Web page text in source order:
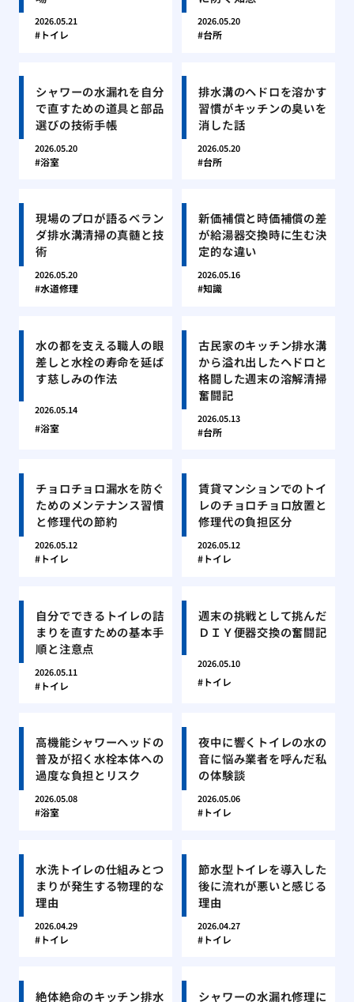
2026.05.21
トイレ
2026.05.20
台所
シャワーの水漏れを自分
で直すための道具と部品
選びの技術手帳
2026.05.20
浴室
排水溝のヘドロを溶かす
習慣がキッチンの臭いを
消した話
2026.05.20
台所
現場のプロが語るベラン
ダ排水溝清掃の真髄と技
術
2026.05.20
水道修理
新価補償と時価補償の差
が給湯器交換時に生む決
定的な違い
2026.05.16
知識
水の都を支える職人の眼
差しと水栓の寿命を延ば
す慈しみの作法
2026.05.14
浴室
古民家のキッチン排水溝
から溢れ出したヘドロと
格闘した週末の溶解清掃
奮闘記
2026.05.13
台所
チョロチョロ漏水を防ぐ
ためのメンテナンス習慣
と修理代の節約
2026.05.12
トイレ
賃貸マンションでのトイ
レのチョロチョロ放置と
修理代の負担区分
2026.05.12
トイレ
自分でできるトイレの詰
まりを直すための基本手
順と注意点
2026.05.11
トイレ
週末の挑戦として挑んだ
ＤＩＹ便器交換の奮闘記
2026.05.10
トイレ
高機能シャワーヘッドの
普及が招く水栓本体への
過度な負担とリスク
2026.05.08
浴室
夜中に響くトイレの水の
音に悩み業者を呼んだ私
の体験談
2026.05.06
トイレ
水洗トイレの仕組みとつ
まりが発生する物理的な
理由
2026.04.29
トイレ
節水型トイレを導入した
後に流れが悪いと感じる
理由
2026.04.27
トイレ
絶体絶命のキッチン排水 シャワーの水漏れ修理に